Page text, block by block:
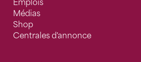
Emplois
Médias
Shop
Centrales d'annonce